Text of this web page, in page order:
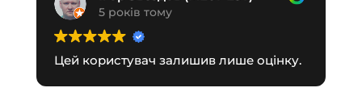
5 років тому
Цей користувач залишив лише оцінку.